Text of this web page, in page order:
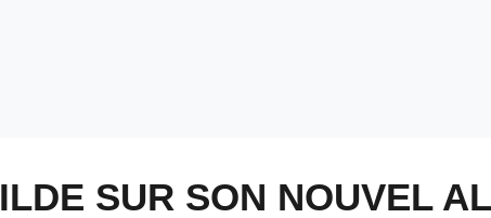
SUR SON NOUVEL